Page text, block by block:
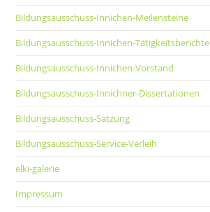
Bildungsausschuss-Innichen-Meilensteine
Bildungsausschuss-Innichen-Tätigkeitsberichte
Bildungsausschuss-Innichen-Vorstand
Bildungsausschuss-Innichner-Dissertationen
Bildungsausschuss-Satzung
Bildungsausschuss-Service-Verleih
elki-galerie
Impressum